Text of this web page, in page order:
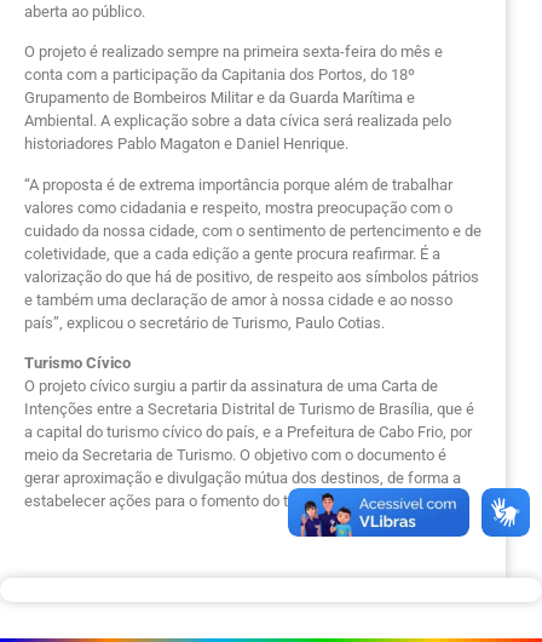
aberta ao público.
O projeto é realizado sempre na primeira sexta-feira do mês e
conta com a participação da Capitania dos Portos, do 18º
Grupamento de Bombeiros Militar e da Guarda Marítima e
Ambiental. A explicação sobre a data cívica será realizada pelo
historiadores Pablo Magaton e Daniel Henrique.
“A proposta é de extrema importância porque além de trabalhar
valores como cidadania e respeito, mostra preocupação com o
cuidado da nossa cidade, com o sentimento de pertencimento e de
coletividade, que a cada edição a gente procura reafirmar. É a
valorização do que há de positivo, de respeito aos símbolos pátrios
e também uma declaração de amor à nossa cidade e ao nosso
país”, explicou o secretário de Turismo, Paulo Cotias.
Turismo Cívico
O projeto cívico surgiu a partir da assinatura de uma Carta de
Intenções entre a Secretaria Distrital de Turismo de Brasília, que é
a capital do turismo cívico do país, e a Prefeitura de Cabo Frio, por
meio da Secretaria de Turismo. O objetivo com o documento é
gerar aproximação e divulgação mútua dos destinos, de forma a
estabelecer ações para o fomento do turismo.